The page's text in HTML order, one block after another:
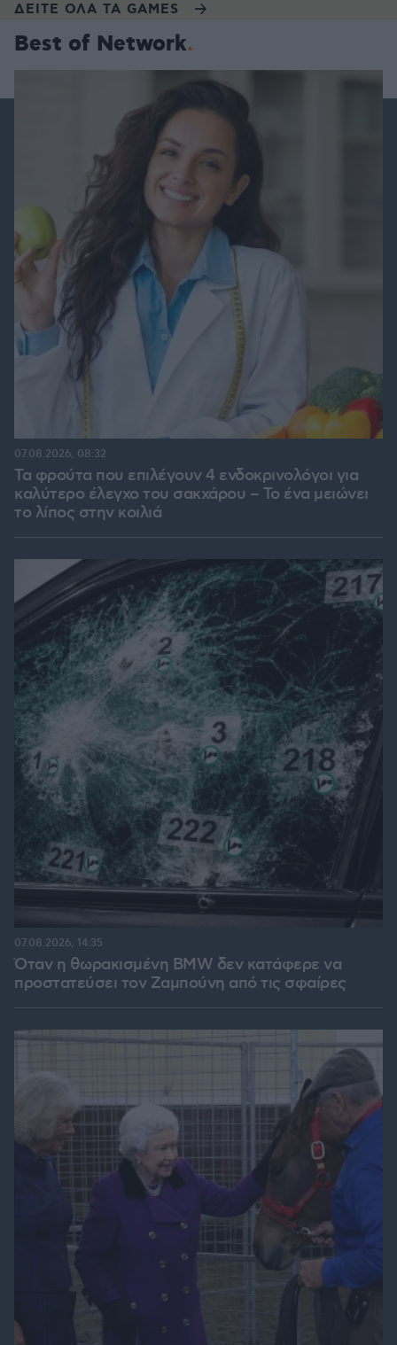
ΔΕΙΤΕ ΟΛΑ ΤΑ GAMES
Best of Network
Τα φρούτα που επιλέγουν 4 ενδοκρινολόγοι για
καλύτερο έλεγχο του σακχάρου – Το ένα μειώνει
το λίπος στην κοιλιά
07.08.2026, 08:32
Όταν η θωρακισμένη BMW δεν κατάφερε να
προστατεύσει τον Ζαμπούνη από τις σφαίρες
07.08.2026, 14:35